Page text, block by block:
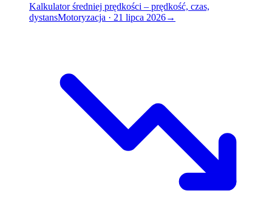
Kalkulator średniej prędkości – prędkość, czas,
dystansMotoryzacja · 21 lipca 2026→